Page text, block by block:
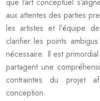
aux attentes des parties
les artistes et l’équipe
clarifier les points
nécessaire. Il est
partagent une
contraintes du projet
conception.